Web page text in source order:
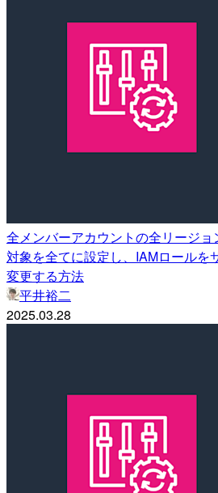
全メンバーアカウントの全リージ
対象を全てに設定し、IAMロールを
変更する方法
平井裕二
2025.03.28